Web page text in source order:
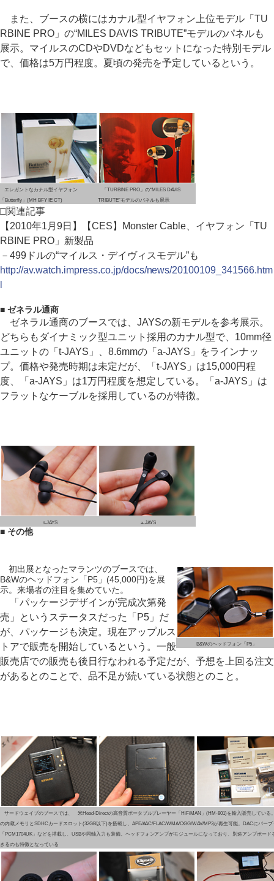
また、ブースの横にはカナル型イヤフォン上位モデル「TU
RBINE PRO」の“MILES DAVIS TRIBUTE”モデルのパネルも
展示。マイルスのCDやDVDなどもセットになった特別モデル
で、価格は5万円程度。夏頃の発売を予定しているという。
エレガントなカナル型イヤフォン
「Butterfly」(MH BFY IE CT)
「TURBINE PRO」の“MILES DAVIS
TRIBUTE”モデルのパネルも展示
□関連記事
【2010年1月9日】【CES】Monster Cable、イヤフォン「TU
RBINE PRO」新製品
－499ドルの“マイルス・デイヴィスモデル”も
http://av.watch.impress.co.jp/docs/news/20100109_341566.htm
■ ゼネラル通商
ゼネラル通商のブースでは、JAYSの新モデルを参考展示。
どちらもダイナミック型ユニット採用のカナル型で、10mm径
ユニットの「t-JAYS」、8.6mmの「a-JAYS」をラインナッ
プ。価格や発売時期は未定だが、「t-JAYS」は15,000円程
度、「a-JAYS」は1万円程度を想定している。「a-JAYS」は
フラットなケーブルを採用しているのが特徴。
t-JAYS a-JAYS
■ その他
B&Wのヘッドフォン「P5」
初出展となったマランツのブースでは、
B&Wのヘッドフォン「P5」(45,000円)を展
示。来場者の注目を集めていた。
「パッケージデザインが完成次第発
売」というステータスだった「P5」だ
が、パッケージも決定。現在アップルス
トアで販売を開始しているという。一般
販売店での販売も後日行なわれる予定だが、予想を上回る注文
があるとのことで、品不足が続いている状態とのこと。
サードウェイブのブースでは、 米Head-Directの高音質ポータブルプレーヤー「HiFiMAN」(HM-801)を輸入販売している
の内蔵メモリとSDHCカードスロット(32GB以下)を搭載し、APE/AAC/FLAC/WMA/OGG/WAV/MP3が再生可能。DACにバーブ
「PCM1704UK」などを搭載し、USBや同軸入力も装備。ヘッドフォンアンプがモジュールになっており、別途アンプボード
きるのも特徴となっている